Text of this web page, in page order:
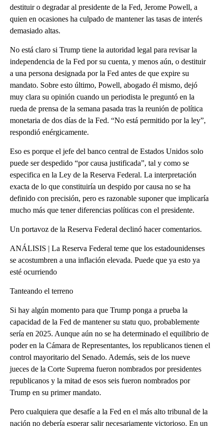
destituir o degradar al presidente de la Fed, Jerome Powell, a
quien en ocasiones ha culpado de mantener las tasas de interés
demasiado altas.
No está claro si Trump tiene la autoridad legal para revisar la
independencia de la Fed por su cuenta, y menos aún, o destituir
a una persona designada por la Fed antes de que expire su
mandato. Sobre esto último, Powell, abogado él mismo, dejó
muy clara su opinión cuando un periodista le preguntó en la
rueda de prensa de la semana pasada tras la reunión de política
monetaria de dos días de la Fed. “No está permitido por la ley”,
respondió enérgicamente.
Eso es porque el jefe del banco central de Estados Unidos solo
puede ser despedido “por causa justificada”, tal y como se
especifica en la Ley de la Reserva Federal. La interpretación
exacta de lo que constituiría un despido por causa no se ha
definido con precisión, pero es razonable suponer que implicaría
mucho más que tener diferencias políticas con el presidente.
Un portavoz de la Reserva Federal declinó hacer comentarios.
ANÁLISIS | La Reserva Federal teme que los estadounidenses
se acostumbren a una inflación elevada. Puede que ya esto ya
esté ocurriendo
Tanteando el terreno
Si hay algún momento para que Trump ponga a prueba la
capacidad de la Fed de mantener su statu quo, probablemente
sería en 2025. Aunque aún no se ha determinado el equilibrio de
poder en la Cámara de Representantes, los republicanos tienen el
control mayoritario del Senado. Además, seis de los nueve
jueces de la Corte Suprema fueron nombrados por presidentes
republicanos y la mitad de esos seis fueron nombrados por
Trump en su primer mandato.
Pero cualquiera que desafíe a la Fed en el más alto tribunal de la
nación no debería esperar salir necesariamente victorioso. En un